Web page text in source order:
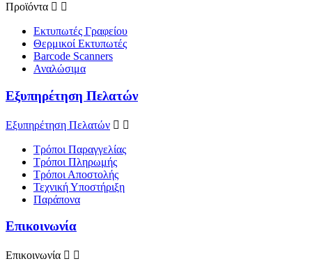
Προϊόντα  
Εκτυπωτές Γραφείου
Θερμικοί Εκτυπωτές
Barcode Scanners
Αναλώσιμα
Εξυπηρέτηση Πελατών
Εξυπηρέτηση Πελατών  
Τρόποι Παραγγελίας
Τρόποι Πληρωμής
Τρόποι Αποστολής
Τεχνική Υποστήριξη
Παράπονα
Επικοινωνία
Επικοινωνία  